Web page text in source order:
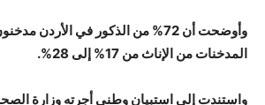
وأوضحت أن 72% من الذكور في الأردن
المدخنات من الإناث من 17% إلى 28%.